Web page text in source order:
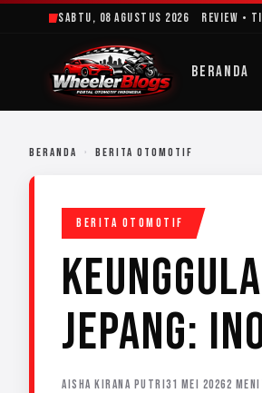
Lewati
Sabtu, 08 Agustus 2026 Review •
BERANDA
BERANDA › BERITA OTOMOTIF
BERITA OTOMOTIF
JEPANG:
AISHA KIRANA PUTRI 31 MEI 20262